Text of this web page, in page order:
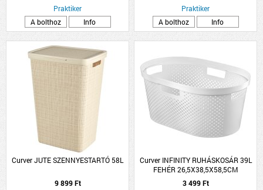
Praktiker
A bolthoz
Info
Praktiker
A bolthoz
Info
Curver JUTE SZENNYESTARTÓ 58L
9 899 Ft
Curver INFINITY RUHÁSKOSÁR 39L
FEHÉR 26,5X38,5X58,5CM
3 499 Ft